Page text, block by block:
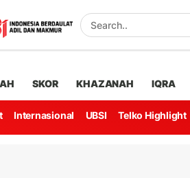
SKOR KHAZANAH IQRA
Internasional UBSI Telko Highlight